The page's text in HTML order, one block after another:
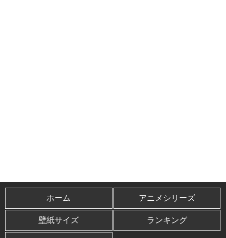
ホーム アニメシリーズ
壁紙サイズ ランキング